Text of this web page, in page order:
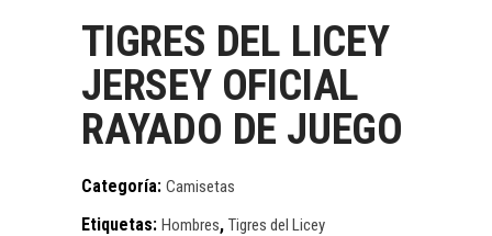
TIGRES DEL LICEY
JERSEY OFICIAL
RAYADO DE JUEGO
Categoría: Camisetas
Etiquetas: Hombres, Tigres del Licey